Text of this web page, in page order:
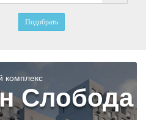
Подобрать
комплекс
Слобода